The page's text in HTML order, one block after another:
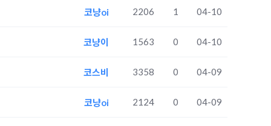
코냥oi 2206 1 04-10
코냥이 1563 0 04-10
코스비 3358 0 04-09
코냥oi 2124 0 04-09